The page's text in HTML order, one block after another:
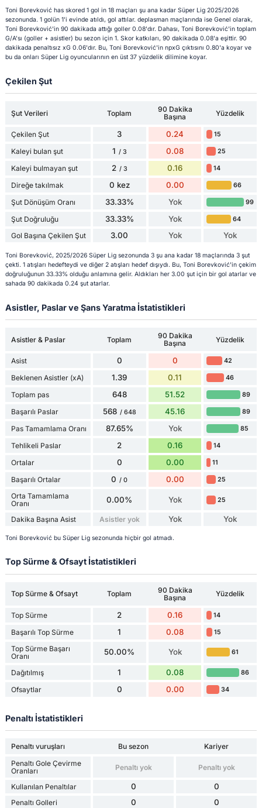
Toni Borevković has skored 1 gol in 18 maçları şu ana kadar Süper Lig 2025/2026
sezonunda. 1 golün 1'i evinde atıldı, gol attılar. deplasman maçlarında ise Genel olarak,
Toni Borevković'in 90 dakikada attığı goller 0.08'dır. Dahası, Toni Borevković'in toplam
G/A'sı (goller + asistler) bu sezon için 1. Skor katkıları, 90 dakikada 0.08'a eşittir. 90
dakikada penaltısız xG 0.06'dır. Bu, Toni Borevković'in npxG çıktısını 0.80'a koyar ve
bu da onları Süper Lig oyuncularının en üst 37 yüzdelik dilimine koyar.
Çekilen Şut
Şut Verileri Toplam
90 Dakika
Başına
Yüzdelik
Çekilen Şut 3 0.24 15
Kaleyi bulan şut 1 / 3 0.08 25
Kaleyi bulmayan şut 2 / 3 0.16 14
Direğe takılmak 0 kez 0.00 66
Şut Dönüşüm Oranı 33.33% Yok 99
Şut Doğruluğu 33.33% Yok 64
Gol Başına Çekilen Şut 3.00 Yok Yok
Toni Borevković, 2025/2026 Süper Lig sezonunda 3 şu ana kadar 18 maçlarında 3 şut
çekti. 1 atışları hedefteydi ve diğer 2 atışları hedef dışıydı. Bu, Toni Borevković'in çekim
doğruluğunun 33.33% olduğu anlamına gelir. Aldıkları her 3.00 şut için bir gol atarlar ve
sahada 90 dakikada 0.24 şut atarlar.
Asistler, Paslar ve Şans Yaratma İstatistikleri
Asistler & Paslar Toplam
90 Dakika
Başına
Yüzdelik
Asist 0 0 42
Beklenen Asistler (xA) 1.39 0.11 46
Toplam pas 648 51.52 89
Başarılı Paslar 568 / 648 45.16 89
Pas Tamamlama Oranı 87.65% Yok 85
Tehlikeli Paslar 2 0.16 14
Ortalar 0 0.00 11
Başarılı Ortalar 0 / 0 0.00 25
Orta Tamamlama
Oranı
0.00% Yok 25
Dakika Başına Asist Asistler yok Yok Yok
Toni Borevković bu Süper Lig sezonunda hiçbir gol atmadı.
Top Sürme & Ofsayt İstatistikleri
Top Sürme & Ofsayt Toplam
90 Dakika
Başına
Yüzdelik
Top Sürme 2 0.16 14
Başarılı Top Sürme 1 0.08 15
Top Sürme Başarı
Oranı
50.00% Yok 61
Dağıtılmış 1 0.08 86
Ofsaytlar 0 0.00 34
Penaltı İstatistikleri
Penaltı vuruşları Bu sezon
Kariyer
Penaltı Gole Çevirme
Oranları
Penaltı yok Penaltı yok
Kullanılan Penaltılar 0 0
Penaltı Golleri 0 0